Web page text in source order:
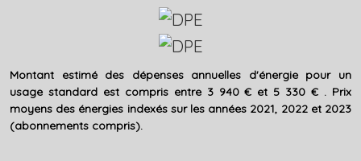
Montant estimé des dépenses annuelles d'énergie pour un
usage standard est compris entre 3 940 € et 5 330 € . Prix
moyens des énergies indexés sur les années 2021, 2022 et 2023
(abonnements compris).